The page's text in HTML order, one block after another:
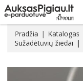
Pradžia Katalogas
Sužadėtuvių žiedai